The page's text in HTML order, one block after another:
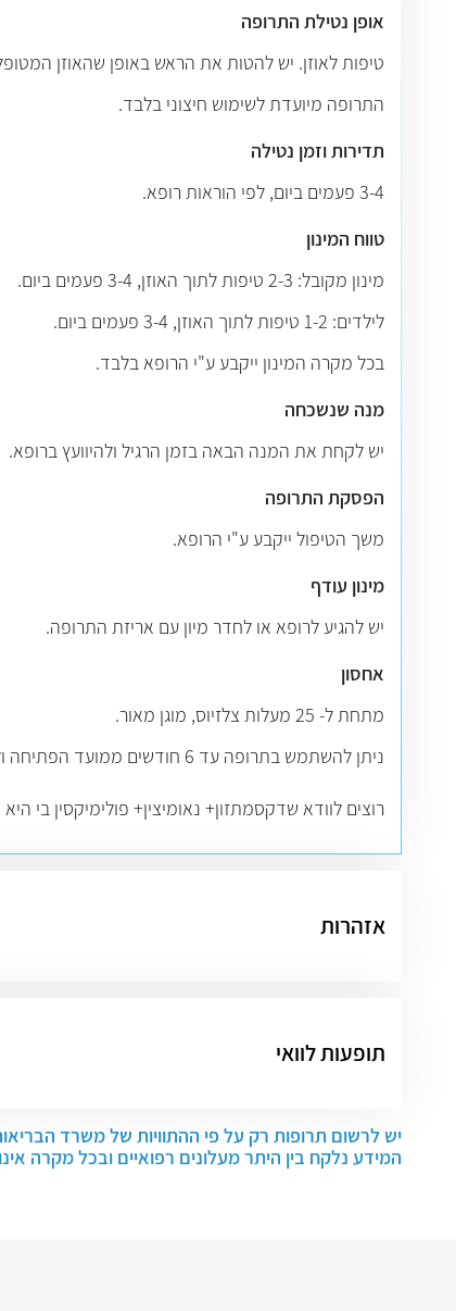
אופן נטילת התרופה
טיפות לאוזן. יש להטות את הראש באופן שהאוזן
התרופה מיועדת לשימוש חיצוני בלבד.
תדירות וזמן נטילה
3-4 פעמים ביום, לפי הוראות רופא.
טווח המינון
מינון מקובל: 2-3 טיפות לתוך האוזן, 3-4 פעמים ביום.
לילדים: 1-2 טיפות לתוך האוזן, 3-4 פעמים ביום.
בכל מקרה המינון ייקבע ע"י הרופא בלבד.
מנה שנשכחה
יש לקחת את המנה הבאה בזמן הרגיל ולהיוועץ ברופא.
הפסקת התרופה
משך הטיפול ייקבע ע"י הרופא.
מינון עודף
יש להגיע לרופא או לחדר מיון עם אריזת התרופה.
אחסון
מתחת ל- 25 מעלות צלזיוס, מוגן מאור.
ניתן להשתמש בתרופה עד 6 חודשים ממועד הפתיחה ולא יאוחר מתאריך התפוגה.
רוצים לוודא שדקסמתזון+ נאומיצין+ פולימיקסין בי
אזהרות
תופעות לוואי
יש לרשום תרופות רק על פי ההתוויות של משרד
המידע נלקח בין היתר מעלונים רפואיים ובכל מקרה